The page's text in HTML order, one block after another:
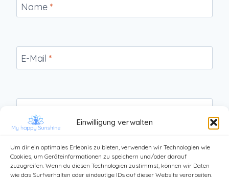
Einwilligung verwalten
Um dir ein optimales Erlebnis zu bieten, verwenden wir Technologien wie
Cookies, um Geräteinformationen zu speichern und/oder darauf
zuzugreifen. Wenn du diesen Technologien zustimmst, können wir Daten
wie das Surfverhalten oder eindeutige IDs auf dieser Website verarbeiten.
Name *
E-Mail *